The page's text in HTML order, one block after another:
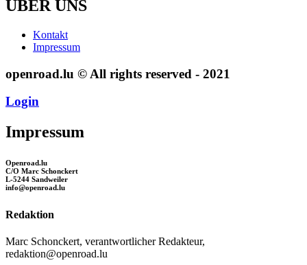
ÜBER UNS
Kontakt
Impressum
openroad.lu © All rights reserved - 2021
Login
Impressum
Openroad.lu
C/O Marc Schonckert
L-5244 Sandweiler
info@openroad.lu
Redaktion
Marc Schonckert, verantwortlicher Redakteur,
redaktion@openroad.lu